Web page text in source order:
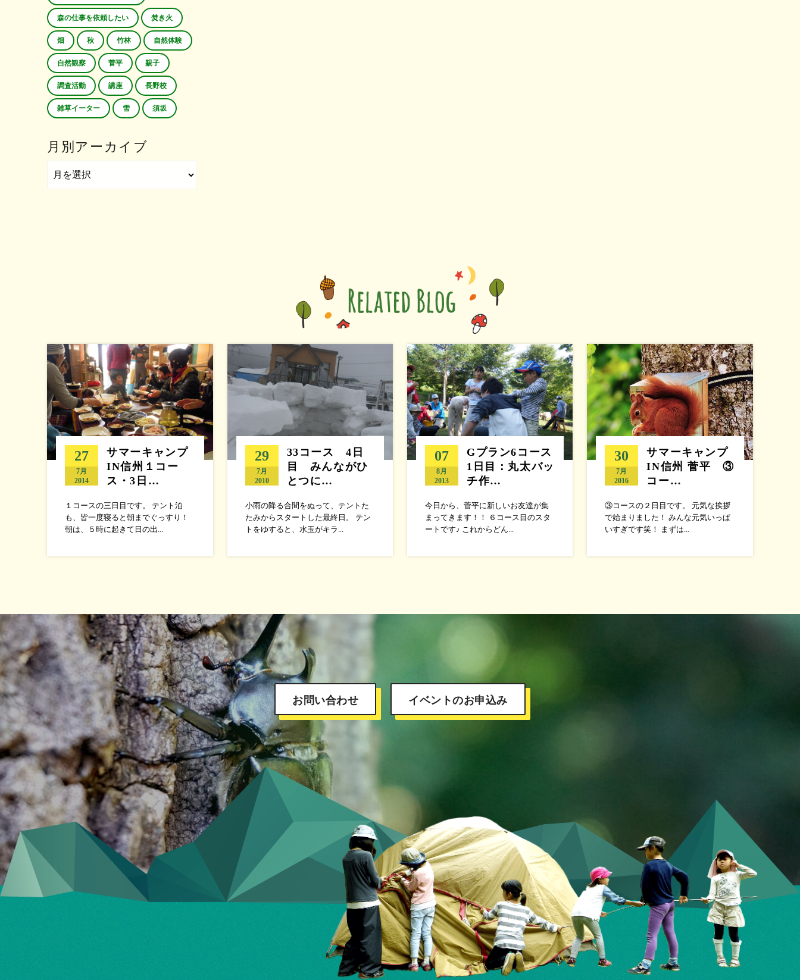
森の仕事を依頼したい 焚き火
畑 秋 竹林 自然体験
自然観察 菅平 親子
調査活動 講座 長野校
雑草イーター 雪 須坂
月別アーカイブ
27
7月
2014
サマーキャンプ
IN信州１コー
ス・3日…
１コースの三日目です。 テント泊
も、皆一度寝ると朝までぐっすり！
朝は、５時に起きて日の出...
29
7月
2010
33コース 4日
目 みんながひ
とつに…
小雨の降る合間をぬって、テントた
たみからスタートした最終日。 テン
トをゆすると、水玉がキラ...
07
8月
2013
Gプラン6コース
1日目：丸太バッ
チ作…
今日から、菅平に新しいお友達が集
まってきます！！ ６コース目のスタ
ートです♪ これからどん...
30
7月
2016
サマーキャンプ
IN信州 菅平 ③
コー…
③コースの２日目です。 元気な挨拶
で始まりました！ みんな元気いっぱ
いすぎです笑！ まずは...
お問い合わせ イベントのお申込み